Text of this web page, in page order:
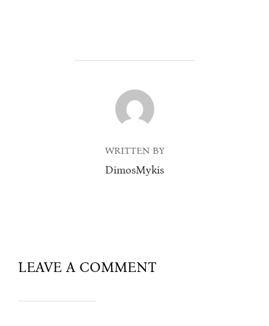
POST AUTHOR
WRITTEN BY
DimosMykis
LEAVE A COMMENT